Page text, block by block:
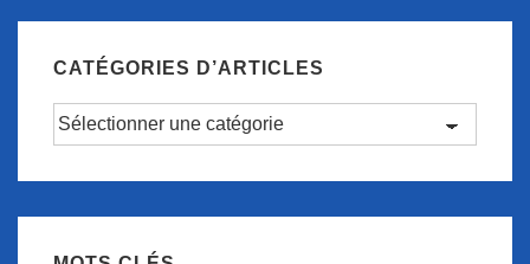
CATÉGORIES D’ARTICLES
Catégories